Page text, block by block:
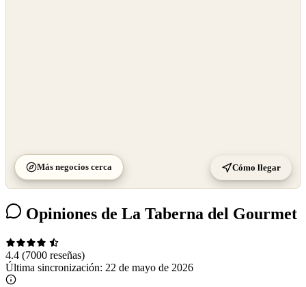
Más negocios cerca Cómo llegar
Opiniones de La Taberna del Gourmet
4.4 (7000 reseñas)
Última sincronización: 22 de mayo de 2026